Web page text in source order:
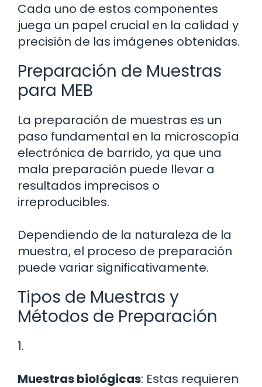
Cada uno de estos componentes
juega un papel crucial en la calidad y
precisión de las imágenes obtenidas.
Preparación de Muestras
para MEB
La preparación de muestras es un
paso fundamental en la microscopía
electrónica de barrido, ya que una
mala preparación puede llevar a
resultados imprecisos o
irreproducibles.
Dependiendo de la naturaleza de la
muestra, el proceso de preparación
puede variar significativamente.
Tipos de Muestras y
Métodos de Preparación
1.
Muestras biológicas: Estas requieren